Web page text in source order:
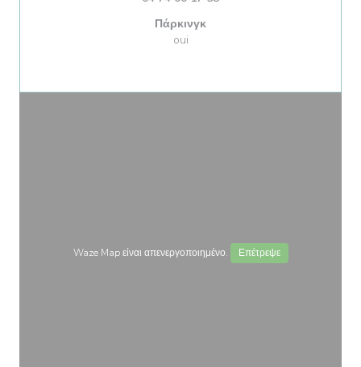
Πάρκινγκ
oui
Waze Map είναι απενεργοποιημένο. Επέτρεψε